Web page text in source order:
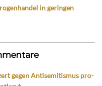
in geringen
gegen Antisemitismus pro-